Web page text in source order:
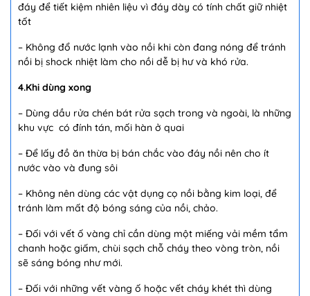
đáy để tiết kiệm nhiên liệu vì đáy dày có tính chất giữ nhiệt
tốt
– Không đổ nước lạnh vào nồi khi còn đang nóng để tránh
nồi bị shock nhiệt làm cho nồi dễ bị hư và khó rửa.
4.Khi dùng xong
– Dùng dầu rửa chén bát rửa sạch trong và ngoài, là những
khu vực có đính tán, mối hàn ở quai
– Để lấy đồ ăn thừa bị bán chắc vào đáy nồi nên cho ít
nước vào và đung sôi
– Không nên dùng các vật dụng cọ nồi bằng kim loại, để
tránh làm mất độ bóng sáng của nồi, chảo.
– Đối với vết ố vàng chỉ cần dùng một miếng vải mềm tẩm
chanh hoặc giấm, chùi sạch chỗ cháy theo vòng tròn, nồi
sẽ sáng bóng như mới.
– Đối với những vết vàng ố hoặc vết cháy khét thì dùng